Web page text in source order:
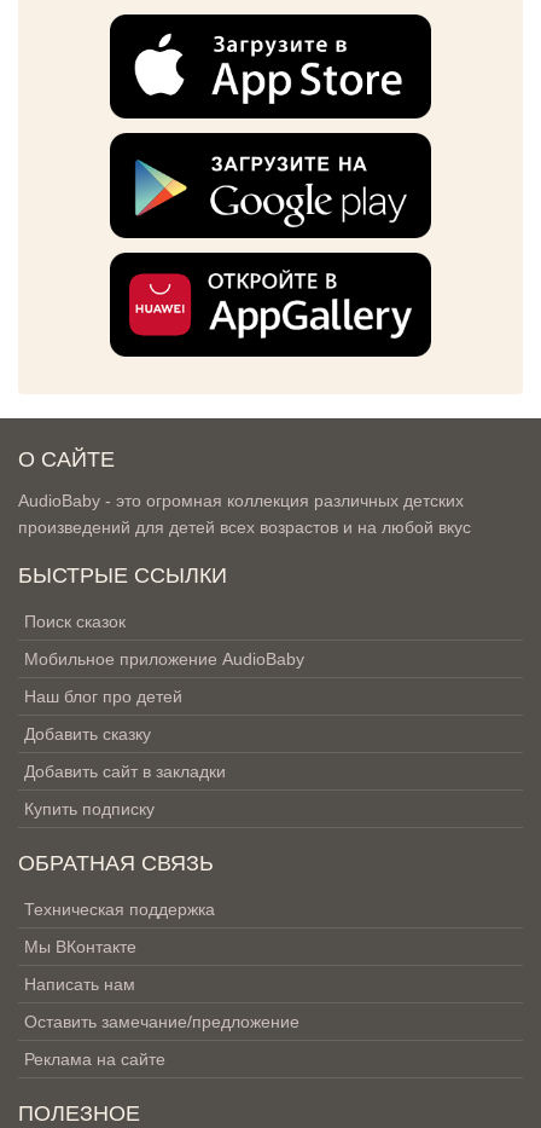
О САЙТЕ
AudioBaby - это огромная коллекция различных детских
произведений для детей всех возрастов и на любой вкус
БЫСТРЫЕ ССЫЛКИ
Поиск сказок
Мобильное приложение AudioBaby
Наш блог про детей
Добавить сказку
Добавить сайт в закладки
Купить подписку
ОБРАТНАЯ СВЯЗЬ
Техническая поддержка
Мы ВКонтакте
Написать нам
Оставить замечание/предложение
Реклама на сайте
ПОЛЕЗНОЕ